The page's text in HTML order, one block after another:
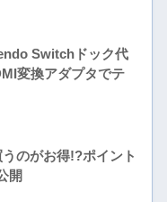
Switchドック代
変換アダプタでテ
のがお得!?ポイント
開